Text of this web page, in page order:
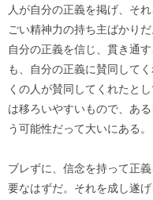
人が自分の正義を掲げ、そ
ごい精神力の持ち主ばかりだ
自分の正義を信じ、貫き通
も、自分の正義に賛同して
くの人が賛同してくれたと
は移ろいやすいもので、あ
う可能性だって大いにある。
ブレずに、信念を持って正
要なはずだ。それを成し遂